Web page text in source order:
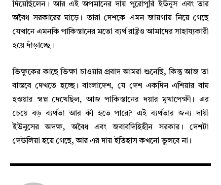
দিয়েছিলেন। আর এই অপমানের দায় পুরোপুরি ইউনুস এবং তার
অবৈধ সরকারের ঘাড়ে। তারা দেশকে এমন জায়গায় নিয়ে গেছে
যেখানে এমনকি পাকিস্তানের মতো ব্যর্থ রাষ্ট্রও আমাদের সাহায্যকারী
হয়ে দাঁড়াচ্ছে।
ভিক্ষুকের কাছে ভিক্ষা চাওয়ার প্রবাদ আমরা শুনেছি, কিন্তু আজ তা
বাস্তবে দেখতে হচ্ছে। বাংলাদেশ, যে দেশ একদিন এশিয়ার বাঘ
হওয়ার স্বপ্ন দেখেছিল, আজ পাকিস্তানের দয়ার মুখাপেক্ষী। এর
চেয়ে বড় ব্যর্থতা আর কী হতে পারে? এই ব্যর্থতার জন্য দায়ী
ইউনুসের অদক্ষ, অবৈধ এবং জবাবদিহিহীন সরকার। দেশটা
দেউলিয়া হয়ে গেছে, আর এর দায় ইতিহাস কখনো ভুলবে না।